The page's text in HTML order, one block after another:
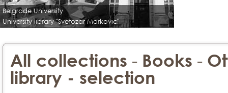
Belgrade University
University library "Svetozar Markovic"
All collections - Books -
library - selection